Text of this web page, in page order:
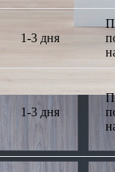
1-3 дня
1-3 дня